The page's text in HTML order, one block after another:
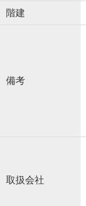
階建
備考
取扱会社